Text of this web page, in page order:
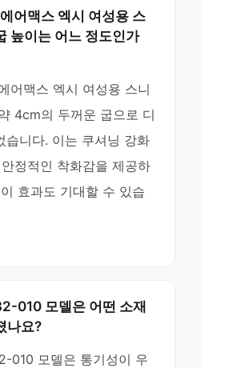
어맥스 엑시 여성용 스
높이는 어느 정도인가
어맥스 엑시 여성용 스니
4cm의 두꺼운 굽으로 디
습니다. 이는 쿠셔닝 강화
정적인 착화감을 제공하
효과도 기대할 수 있습
010 모델은 어떤 소재
나요?
010 모델은 통기성이 우